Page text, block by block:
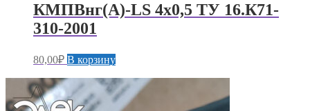
КМПВнг(А)-LS 4х0,5 ТУ 16.К71-
310-2001
80,00₽ В корзину